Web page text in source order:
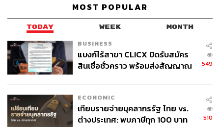
TAGS: เพลงใหม่ มิวสิกวิดีโอ
บลู-พงศ์ทิวัตถ์ ตั้งวันเจริญ
PALMY
GMM Music
genie records
MOST POPULAR
TODAY WEEK MONTH
BUSINESS
แบงก์ไร้สาขา CLICX ปิดรับสมัคร
สินเชื่อชั่วคราว พร้อมส่งสัญญาณ
549
ECONOMIC
เทียบรายจ่ายบุคลากรรัฐ ไทย vs.
ต่างประเทศ: พบภาษีทุก 100 บาท
510